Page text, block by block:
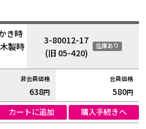
き時
製時
3-80012-17
(旧 05-420)
在庫あり
638円 580円
カートに追加 購入手続きへ